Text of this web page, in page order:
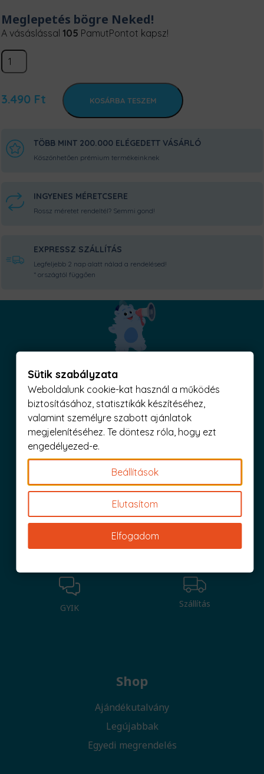
Meglepetés bögre Neked!
A vásáslással 105 PamutPontot kapsz!
Meglepetés
bögre
mennyiség
3.490 Ft KOSÁRBA TESZEM
TÖBB MINT 200.000 ELÉGEDETT VÁSÁRLÓ
Köszönhetően prémium termékeinknek
INGYENES MÉRETCSERE
Rossz méretet rendeltél? Semmi gond!
EXPRESSZ SZÁLLÍTÁS
Legfeljebb 2 nap alatt nálad a rendelésed!
* országtól függően
Nagy tétel Csere
Mérettáblázat Kapcsolat
GYIK Szállítás
Shop
Ajándékutalvány
Legújabbak
Egyedi megrendelés
Sütik szabályzata
Weboldalunk cookie-kat használ a működés
biztosításához, statisztikák készítéséhez,
valamint személyre szabott ajánlatok
megjelenítéséhez. Te döntesz róla, hogy ezt
engedélyezed-e.
Beállítások
Elutasítom
Elfogadom